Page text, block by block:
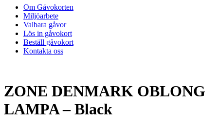
Om Gåvokorten
Miljöarbete
Valbara gåvor
Lös in gåvokort
Beställ gåvokort
Kontakta oss
ZONE DENMARK OBLONG
LAMPA – Black